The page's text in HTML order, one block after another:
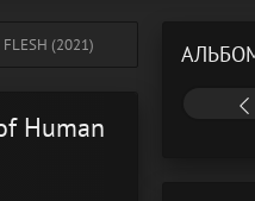
FLESH (2021)
Human